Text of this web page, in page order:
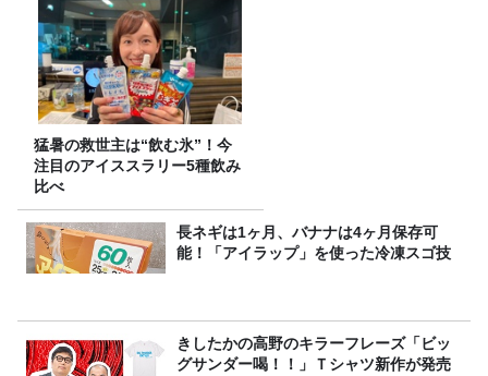
猛暑の救世主は“飲む氷”！今
注目のアイススラリー5種飲み
比べ
長ネギは1ヶ月、バナナは4ヶ月保存可
能！「アイラップ」を使った冷凍スゴ技
きしたかの高野のキラーフレーズ「ビッ
グサンダー喝！！」Ｔシャツ新作が発売